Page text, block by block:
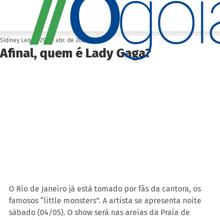
Afinal, quem é Lady Gaga?
Sidiney Leonis 29 de abr. de 2025
O Rio de Janeiro já está tomado por fãs da cantora, os
famosos “little monsters”. A artista se apresenta noite
sábado (04/05). O show será nas areias da Praia de